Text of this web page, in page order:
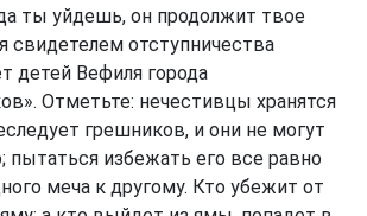
ты уйдешь, он продолжит твое
свидетелем отступничества
детей Вефиля города
Отметьте: нечестивцы хранятся
грешников, и они не могут
пытаться избежать его все равно
меча к другому. Кто убежит от